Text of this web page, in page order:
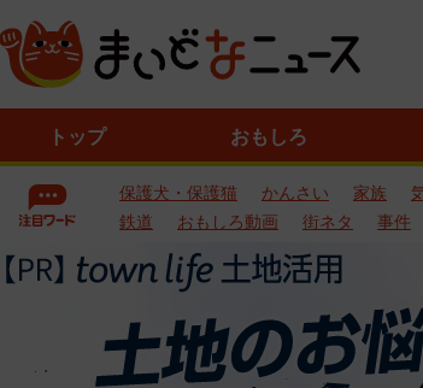
トップ おもしろ
保護犬・保護猫 かんさい 家族
鉄道
おもしろ動画 街ネタ 事件